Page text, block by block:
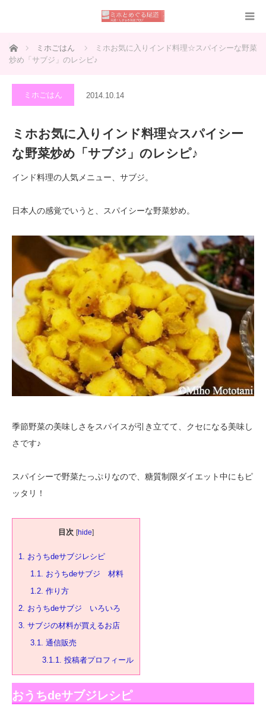
ホーム ミホごはん
ミホお気に入りインド料理☆スパイシーな野菜
炒め「サブジ」のレシピ♪
ミホごはん 2014.10.14
ミホお気に入りインド料理☆スパイシー
な野菜炒め「サブジ」のレシピ♪
インド料理の人気メニュー、サブジ。
日本人の感覚でいうと、スパイシーな野菜炒め。
季節野菜の美味しさをスパイスが引き立てて、クセになる美味し
さです♪
スパイシーで野菜たっぷりなので、糖質制限ダイエット中にもピ
ッタリ！
目次 [hide]
1. おうちdeサブジレシピ
1.1. おうちdeサブジ 材料
1.2. 作り方
2. おうちdeサブジ いろいろ
3. サブジの材料が買えるお店
3.1. 通信販売
3.1.1. 投稿者プロフィール
おうちdeサブジレシピ